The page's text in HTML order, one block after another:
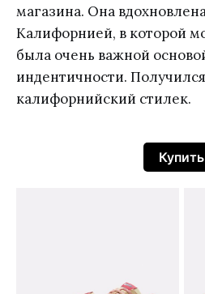
магазина. Она
Калифорнией, в которой
была очень важной
индентичности.
калифорнийский стилек.
Купить